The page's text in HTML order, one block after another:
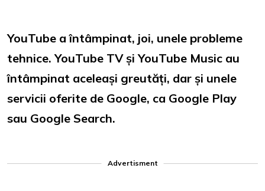
YouTube a întâmpinat, joi, unele probleme
tehnice. YouTube TV și YouTube Music au
întâmpinat aceleași greutăți, dar și unele
servicii oferite de Google, ca Google Play
sau Google Search.
Advertisment